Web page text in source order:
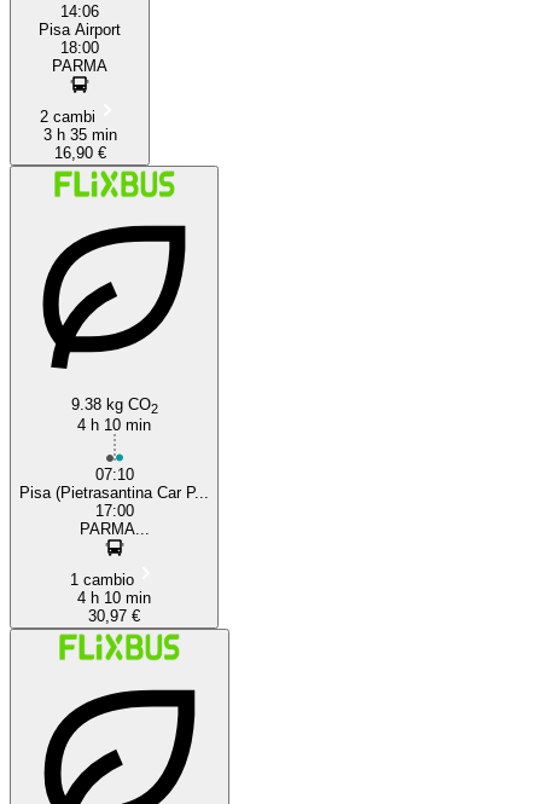
14:06
Pisa Airport
18:00
PARMA
2 cambi
3 h 35 min
16,90 €
9.38 kg CO2
4 h 10 min
07:10
Pisa (Pietrasantina Car P...
17:00
PARMA...
1 cambio
4 h 10 min
30,97 €